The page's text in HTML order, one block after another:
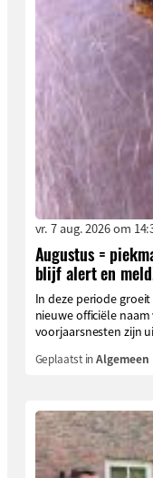
vr. 7 aug. 2026 om
Augustus =
blijf alert en
In deze periode
nieuwe officiële
voorjaarsnesten zijn
Geplaatst inAlgemeen